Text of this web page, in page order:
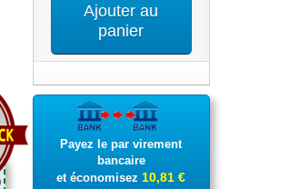
Ajouter au
panier
Payez le par virement
bancaire
et économisez 10,81 €